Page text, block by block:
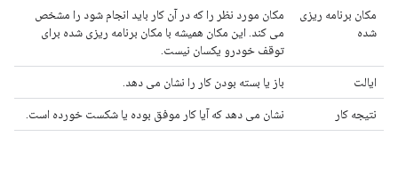
مکان برنامه ریزی
شده
مکان مورد نظر را که در آن کار باید انجام شود را مشخص
می کند. این مکان همیشه با مکان برنامه ریزی شده برای
توقف خودرو یکسان نیست.
ایالت باز یا بسته بودن کار را نشان می دهد.
نتیجه کار نشان می دهد که آیا کار موفق بوده یا شکست خورده است.